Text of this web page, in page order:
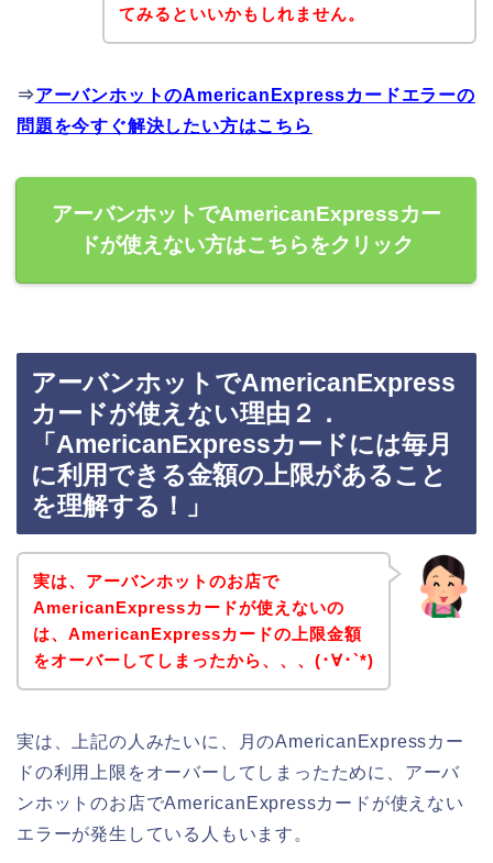
てみるといいかもしれません。
⇒アーバンホットのAmericanExpressカードエラーの
問題を今すぐ解決したい方はこちら
アーバンホットでAmericanExpressカー
ドが使えない方はこちらをクリック
アーバンホットでAmericanExpress
カードが使えない理由２．
「AmericanExpressカードには毎月
に利用できる金額の上限があること
を理解する！」
実は、アーバンホットのお店で
AmericanExpressカードが使えないの
は、AmericanExpressカードの上限金額
をオーバーしてしまったから、、、(･∀･`*)
実は、上記の人みたいに、月のAmericanExpressカー
ドの利用上限をオーバーしてしまったために、アーバ
ンホットのお店でAmericanExpressカードが使えない
エラーが発生している人もいます。